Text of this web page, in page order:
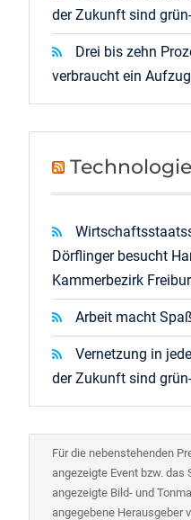
der Zukunft sind
Drei bis zehn
verbraucht ein
Dörflinger besucht
Kammerbezirk
Arbeit macht
Vernetzung in
der Zukunft sind
Für die nebenstehenden
angezeigte Event bzw.
angezeigte Bild- und
angegebene Herausgeber